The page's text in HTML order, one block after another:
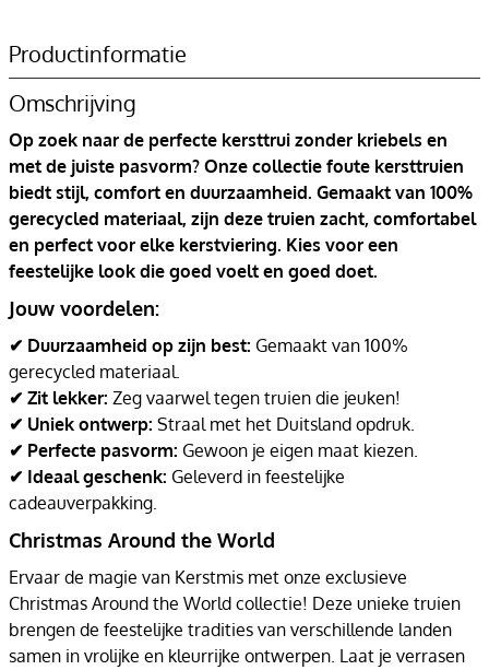
Productinformatie
Omschrijving
Op zoek naar de perfecte kersttrui zonder kriebels en
met de juiste pasvorm? Onze collectie foute kersttruien
biedt stijl, comfort en duurzaamheid. Gemaakt van 100%
gerecycled materiaal, zijn deze truien zacht, comfortabel
en perfect voor elke kerstviering. Kies voor een
feestelijke look die goed voelt en goed doet.
Jouw voordelen:
✔ Duurzaamheid op zijn best: Gemaakt van 100%
gerecycled materiaal.
✔ Zit lekker: Zeg vaarwel tegen truien die jeuken!
✔ Uniek ontwerp: Straal met het Duitsland opdruk.
✔ Perfecte pasvorm: Gewoon je eigen maat kiezen.
✔ Ideaal geschenk: Geleverd in feestelijke
cadeauverpakking.
Christmas Around the World
Ervaar de magie van Kerstmis met onze exclusieve
Christmas Around the World collectie! Deze unieke truien
brengen de feestelijke tradities van verschillende landen
samen in vrolijke en kleurrijke ontwerpen. Laat je verrasen